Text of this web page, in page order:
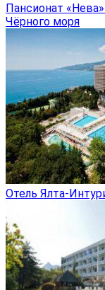
Пансионат
Чёрного моря
Отель Ялта-